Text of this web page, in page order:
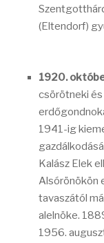
(Eltendorf)
1920.
csörötneki
1941-ig
Kalász Elek
Alsórönökön
tavaszától
alelnöke.
1956.